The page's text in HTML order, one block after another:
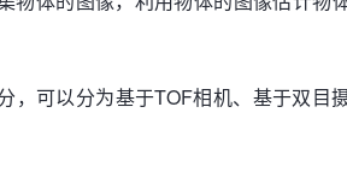
，可以分为基于TOF相机、基于双